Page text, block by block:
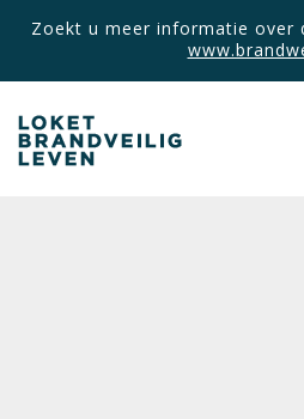
Zoekt u meer informatie over